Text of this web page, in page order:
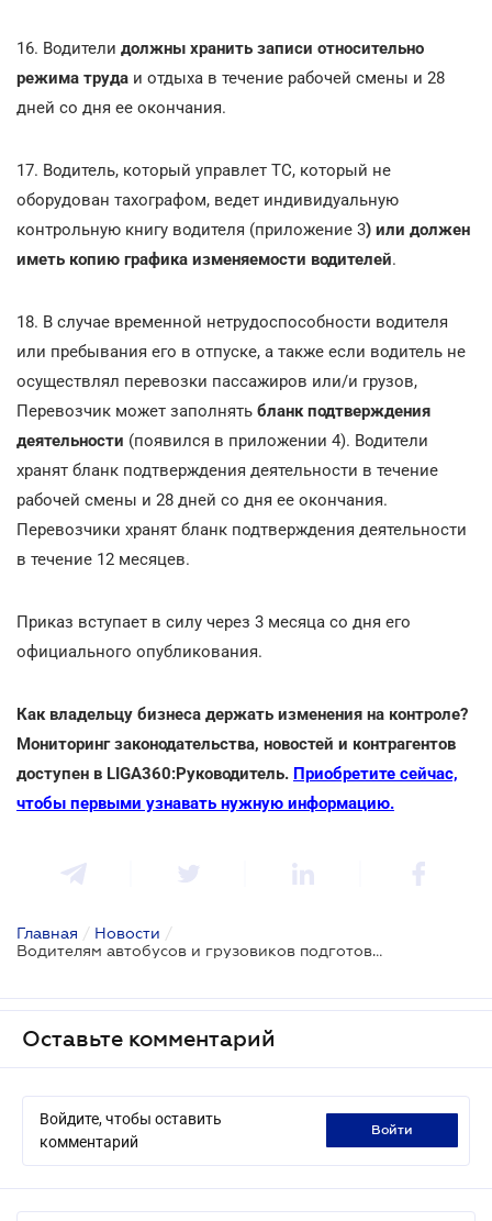
16. Водители должны хранить записи относительно
режима труда и отдыха в течение рабочей смены и 28
дней со дня ее окончания.
17. Водитель, который управлет ТС, который не
оборудован тахографом, ведет индивидуальную
контрольную книгу водителя (приложение 3) или должен
иметь копию графика изменяемости водителей.
18. В случае временной нетрудоспособности водителя
или пребывания его в отпуске, а также если водитель не
осуществлял перевозки пассажиров или/и грузов,
Перевозчик может заполнять бланк подтверждения
деятельности (появился в приложении 4). Водители
хранят бланк подтверждения деятельности в течение
рабочей смены и 28 дней со дня ее окончания.
Перевозчики хранят бланк подтверждения деятельности
в течение 12 месяцев.
Приказ вступает в силу через 3 месяца со дня его
официального опубликования.
Как владельцу бизнеса держать изменения на контроле?
Мониторинг законодательства, новостей и контрагентов
доступен в LIGA360:Руководитель. Приобретите сейчас,
чтобы первыми узнавать нужную информацию.
Главная / Новости /
Водителям автобусов и грузовиков подготовили новые правила рабочего времени
Оставьте комментарий
Войдите, чтобы оставить
комментарий
войти